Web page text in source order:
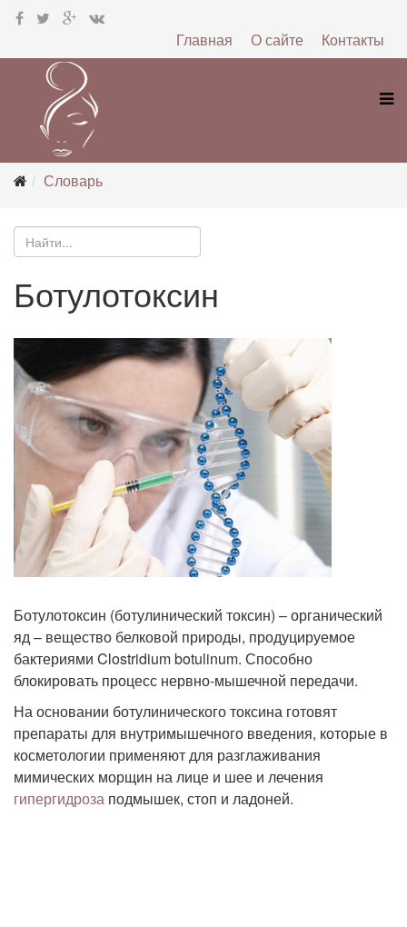
Контакты
О сайте
Главная
Словарь
Ботулотоксин
Ботулотоксин (ботулинический токсин) – органический
яд – вещество белковой природы, продуцируемое
бактериями Clostridium botulinum. Способно
блокировать процесс нервно-мышечной передачи.
На основании ботулинического токсина готовят
препараты для внутримышечного введения, которые в
косметологии применяют для разглаживания
мимических морщин на лице и шее и лечения
гипергидроза подмышек, стоп и ладоней.